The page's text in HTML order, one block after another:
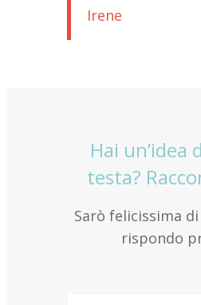
Irene
Hai un’idea
testa?
Sarò felicissima
rispondo